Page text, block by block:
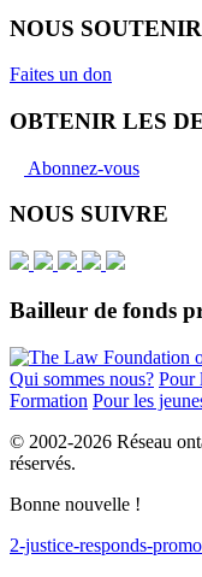
NOUS SOUTENIR
Faites un don
OBTENIR LES
Abonnez-vous
NOUS SUIVRE
Bailleur de fonds
Qui sommes nous? Pour
Formation Pour les
© 2002-2026 Réseau
réservés.
Bonne nouvelle !
2-justice-responds-